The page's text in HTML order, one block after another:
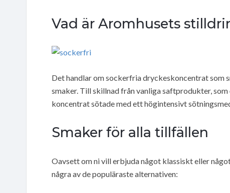
Vad är Aromhusets
Det handlar om sockerfria dryckeskoncentrat som
smaker. Till skillnad från vanliga saftprodukter,
koncentrat sötade med ett högintensivt
Smaker för alla tillfällen
Oavsett om ni vill erbjuda något klassiskt eller
några av de populäraste alternativen: